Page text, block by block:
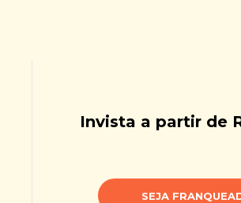
Invista a partir de
SEJA